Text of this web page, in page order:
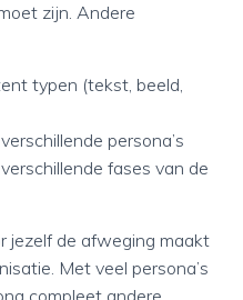
zijn. Andere
typen (tekst, beeld,
persona’s
fases van de
jezelf de afweging maakt
Met veel persona’s
compleet andere